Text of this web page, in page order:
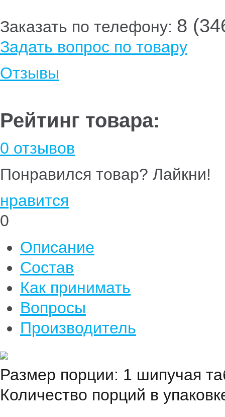
Заказать по телефону: 8
Задать вопрос по товару
Отзывы
Рейтинг товара:
0 отзывов
Понравился товар? Лайкни!
нравится
0
Описание
Состав
Как принимать
Вопросы
Производитель
Размер порции: 1 шипучая
Количество порций в